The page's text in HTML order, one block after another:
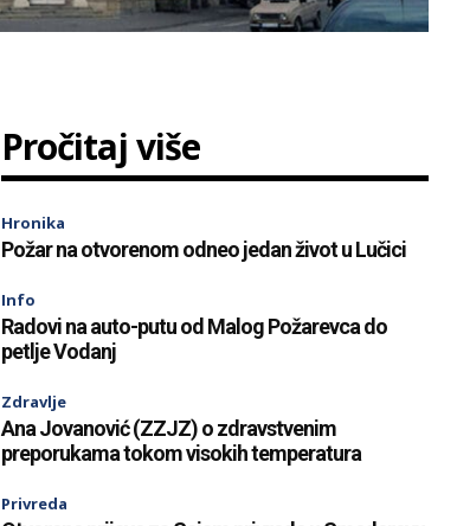
Pročitaj više
Hronika
Požar na otvorenom odneo jedan život u Lučici
Info
Radovi na auto-putu od Malog Požarevca do
petlje Vodanj
Zdravlje
Ana Jovanović (ZZJZ) o zdravstvenim
preporukama tokom visokih temperatura
Privreda